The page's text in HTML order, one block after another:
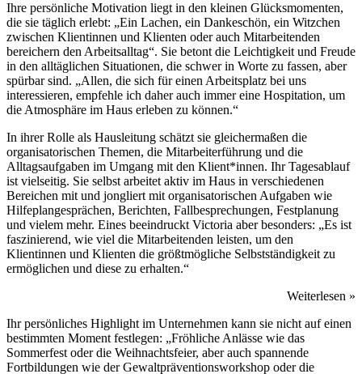
Ihre persönliche Motivation liegt in den kleinen Glücksmomenten,
die sie täglich erlebt: „Ein Lachen, ein Dankeschön, ein Witzchen
zwischen Klientinnen und Klienten oder auch Mitarbeitenden
bereichern den Arbeitsalltag“. Sie betont die Leichtigkeit und Freude
in den alltäglichen Situationen, die schwer in Worte zu fassen, aber
spürbar sind. „Allen, die sich für einen Arbeitsplatz bei uns
interessieren, empfehle ich daher auch immer eine Hospitation, um
die Atmosphäre im Haus erleben zu können.“
In ihrer Rolle als Hausleitung schätzt sie gleichermaßen die
organisatorischen Themen, die Mitarbeiterführung und die
Alltagsaufgaben im Umgang mit den Klient*innen. Ihr Tagesablauf
ist vielseitig. Sie selbst arbeitet aktiv im Haus in verschiedenen
Bereichen mit und jongliert mit organisatorischen Aufgaben wie
Hilfeplangesprächen, Berichten, Fallbesprechungen, Festplanung
und vielem mehr. Eines beeindruckt Victoria aber besonders: „Es ist
faszinierend, wie viel die Mitarbeitenden leisten, um den
Klientinnen und Klienten die größtmögliche Selbstständigkeit zu
ermöglichen und diese zu erhalten.“
Weiterlesen »
Ihr persönliches Highlight im Unternehmen kann sie nicht auf einen
bestimmten Moment festlegen: „Fröhliche Anlässe wie das
Sommerfest oder die Weihnachtsfeier, aber auch spannende
Fortbildungen wie der Gewaltpräventionsworkshop oder die